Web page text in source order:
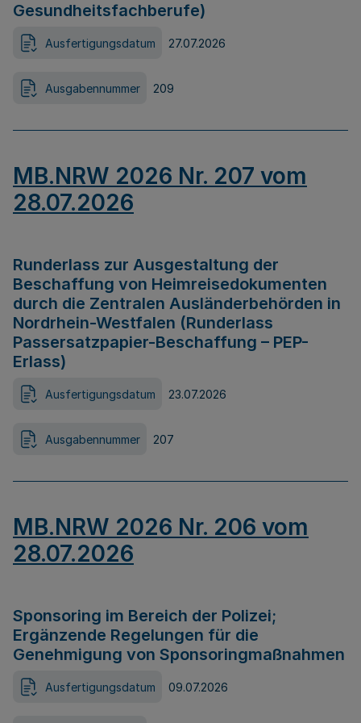
Gesundheitsfachberufe)
Ausfertigungsdatum 27.07.2026
Ausgabennummer 209
MB.NRW 2026 Nr. 207 vom
28.07.2026
Runderlass zur Ausgestaltung der
Beschaffung von Heimreisedokumenten
durch die Zentralen Ausländerbehörden in
Nordrhein-Westfalen (Runderlass
Passersatzpapier-Beschaffung – PEP-
Erlass)
Ausfertigungsdatum 23.07.2026
Ausgabennummer 207
MB.NRW 2026 Nr. 206 vom
28.07.2026
Sponsoring im Bereich der Polizei;
Ergänzende Regelungen für die
Genehmigung von Sponsoringmaßnahmen
Ausfertigungsdatum 09.07.2026